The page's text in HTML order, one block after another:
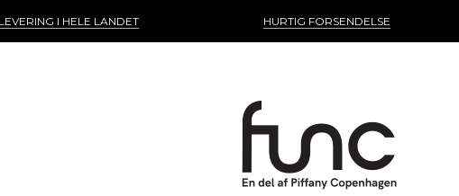
LEVERING I HELE LANDET HURTIG FORSENDELSE